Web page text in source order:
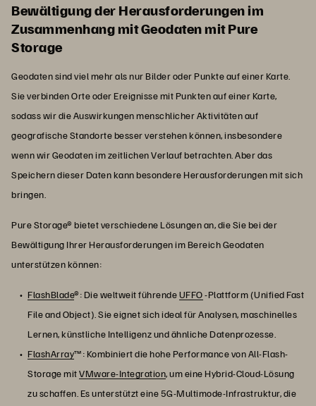
Bewältigung der Herausforderungen im
Zusammenhang mit Geodaten mit Pure
Storage
Geodaten sind viel mehr als nur Bilder oder Punkte auf einer Karte.
Sie verbinden Orte oder Ereignisse mit Punkten auf einer Karte,
sodass wir die Auswirkungen menschlicher Aktivitäten auf
geografische Standorte besser verstehen können, insbesondere
wenn wir Geodaten im zeitlichen Verlauf betrachten. Aber das
Speichern dieser Daten kann besondere Herausforderungen mit sich
bringen.
Pure Storage® bietet verschiedene Lösungen an, die Sie bei der
Bewältigung Ihrer Herausforderungen im Bereich Geodaten
unterstützen können:
FlashBlade®: Die weltweit führendeUFFO-Plattform (Unified Fast
File and Object). Sie eignet sich ideal für Analysen, maschinelles
Lernen, künstliche Intelligenz und ähnliche Datenprozesse.
FlashArray™: Kombiniert die hohe Performance von All-Flash-
Storage mitVMware-Integration, um eine Hybrid-Cloud-Lösung
zu schaffen. Es unterstützt eine 5G-Multimode-Infrastruktur, die